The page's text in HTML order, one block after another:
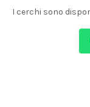
I cerchi sono